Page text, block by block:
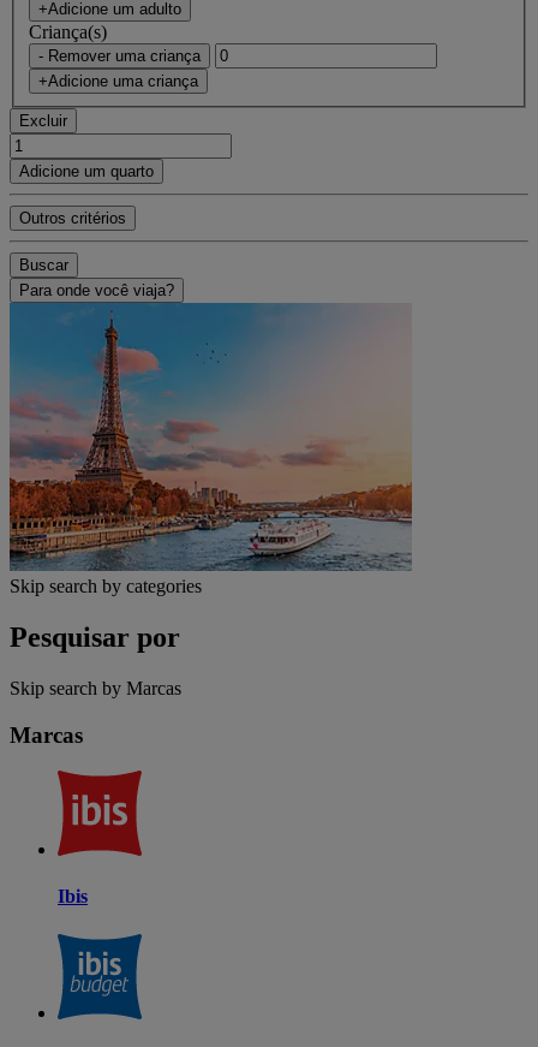
+Adicione um adulto
Criança(s)
- Remover uma criança
+Adicione uma criança
Excluir
Adicione um quarto
Outros critérios
Buscar
Para onde você viaja?
Skip search by categories
Pesquisar por
Skip search by Marcas
Marcas
Ibis